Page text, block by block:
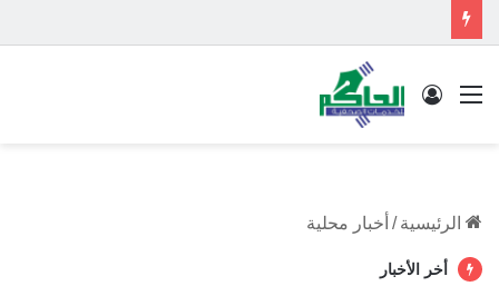
القائمة تسجيل الدخول
الرئيسية / أخبار محلية
أخر الأخبار